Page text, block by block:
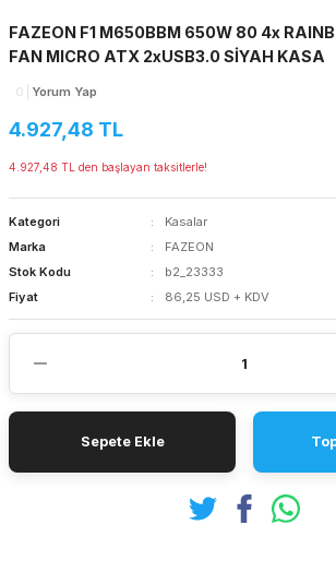
FAZEON F1 M650BBM 650W 80 4x
FAN MICRO ATX 2xUSB3.0 SİYAH KASA
0 Yorum Yap
4.927,48 TL
4.927,48 TL den başlayan taksitlerle!
Kategori
Kasalar
Marka
FAZEON
Stok Kodu
b2_23333
Fiyat
86,25 USD + KDV
Sepete Ekle